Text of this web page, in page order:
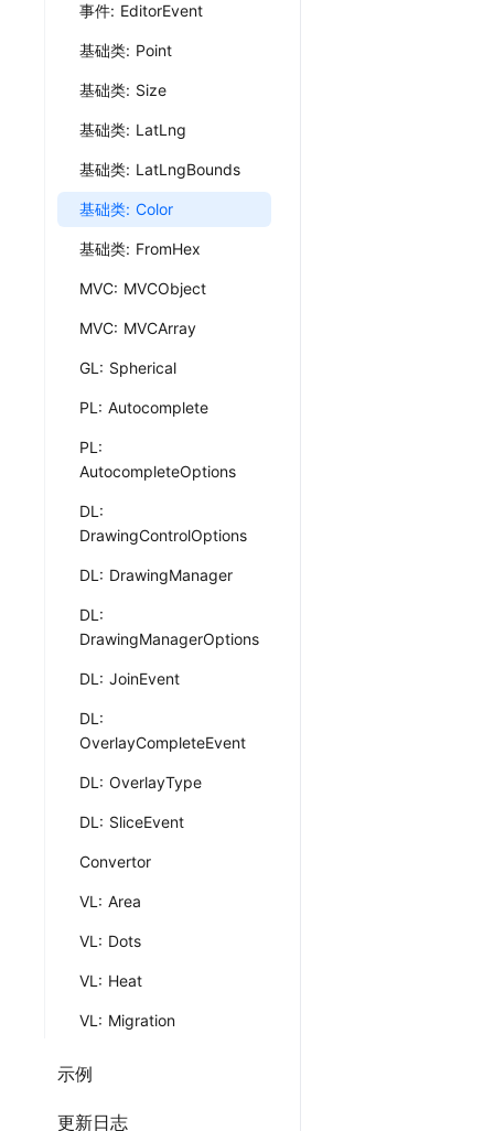
事件: EditorEvent
基础类: Point
基础类: Size
基础类: LatLng
基础类: LatLngBounds
基础类: Color
基础类: FromHex
MVC: MVCObject
MVC: MVCArray
GL: Spherical
PL: Autocomplete
PL:
AutocompleteOptions
DL:
DrawingControlOptions
DL: DrawingManager
DL:
DrawingManagerOptions
DL: JoinEvent
DL:
OverlayCompleteEvent
DL: OverlayType
DL: SliceEvent
Convertor
VL: Area
VL: Dots
VL: Heat
VL: Migration
示例
更新日志